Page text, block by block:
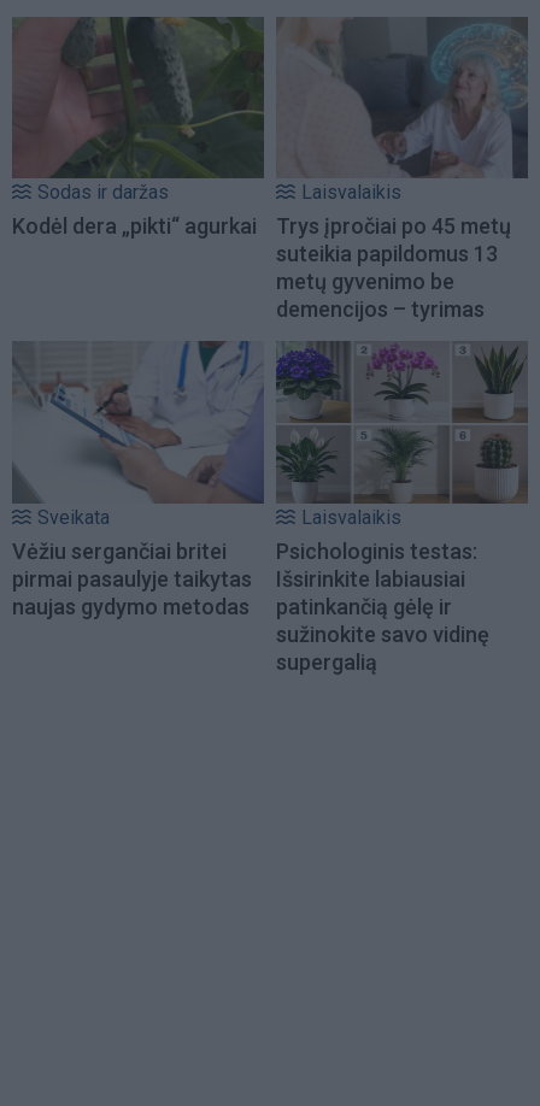
Sodas ir daržas
Kodėl dera „pikti“ agurkai
Laisvalaikis
Trys įpročiai po 45 metų
suteikia papildomus 13
metų gyvenimo be
demencijos – tyrimas
Sveikata
Vėžiu sergančiai britei
pirmai pasaulyje taikytas
naujas gydymo metodas
Laisvalaikis
Psichologinis testas:
Išsirinkite labiausiai
patinkančią gėlę ir
sužinokite savo vidinę
supergalią